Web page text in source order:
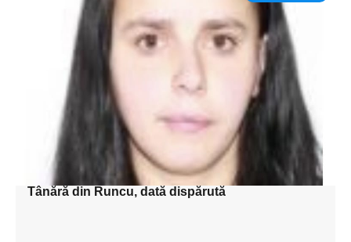
Adaugă aici textul pentru
subtitluAdaugă aici
textul pentru
subtitluAdaugă aici
textul pentru
subtitluAdaugă aici
textul pentru subti
Tânără din Runcu, dată dispărută